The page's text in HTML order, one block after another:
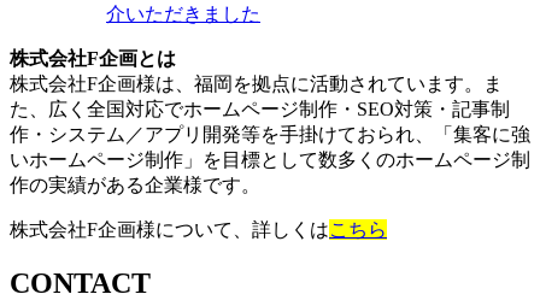
介いただきました
株式会社F企画とは
株式会社F企画様は、福岡を拠点に活動されています。ま
た、広く全国対応でホームページ制作・SEO対策・記事制
作・システム／アプリ開発等を手掛けておられ、「集客に強
いホームページ制作」を目標として数多くのホームページ制
作の実績がある企業様です。
株式会社F企画様について、詳しくはこちら
CONTACT